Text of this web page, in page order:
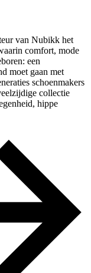
van Nubikk het
comfort, mode
een
moet gaan met
schoenmakers
collectie
hippe